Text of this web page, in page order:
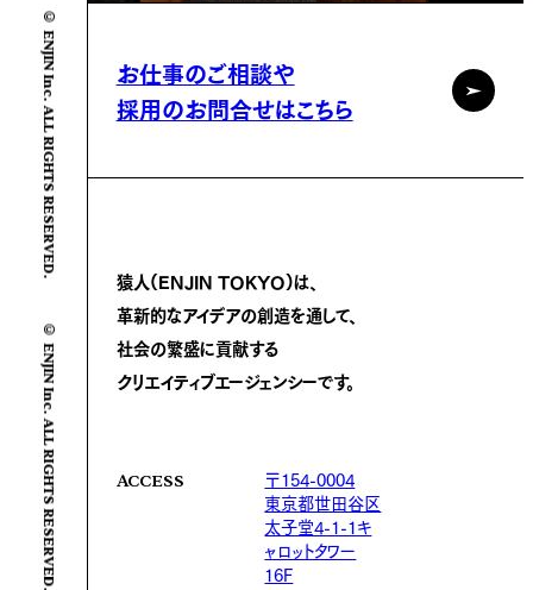
© ENJIN Inc. ALL RIGHTS RESERVED.
© ENJIN Inc. ALL RIGHTS RESERVED.
お仕事のご相談や
採用のお問合せはこちら
猿人(ENJIN TOKYO)は、
革新的なアイデアの創造を通して、
社会の繁盛に貢献する
クリエイティブエージェンシーです。
ACCESS
〒154-0004
東京都世田谷区
太子堂4-1-1キ
ャロットタワー
16F